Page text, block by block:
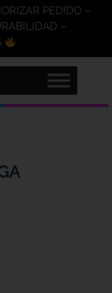
PEDIDO –
–